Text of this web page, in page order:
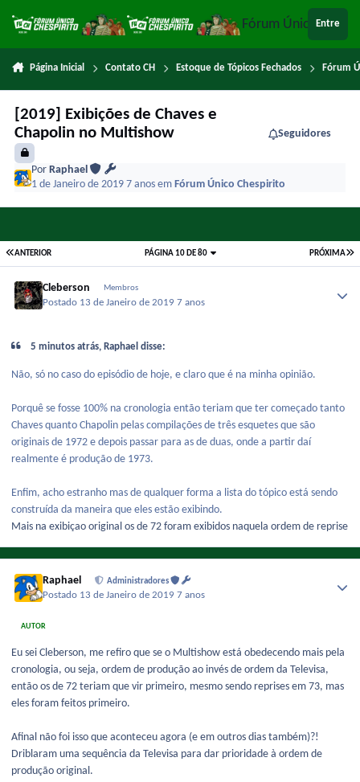
Fórum ÚnicoEntre
Página Inicial Contato CH Estoque de Tópicos Fechados Fórum
[2019] Exibições de Chaves e
Chapolin no Multishow
Seguidores
PorRaphael
1 de Janeiro de 20197 anosemFórum Único Chespirito
ANTERIOR PRÓXIMA
PÁGINA 10 DE 80
Cleberson Membros
Postado 13 de Janeiro de 2019 7 anos
5 minutos atrás, Raphael disse:
Não, só no caso do episódio de hoje, e claro que é na minha opinião.
Porquê se fosse 100% na cronologia então teriam que ter começado tanto
Chaves quanto Chapolin pelas compilações de três esquetes que são
originais de 1972 e depois passar para as de duas, onde a partir daí
realmente é produção de 1973.
Enfim, acho estranho mas de qualquer forma a lista do tópico está sendo
construída da maneira que eles estão exibindo.
Mais na exibiçao original os de 72 foram exibidos naquela ordem de reprise
Raphael Administradores
Postado 13 de Janeiro de 20197 anos
AUTOR
Eu sei Cleberson, me refiro que se o Multishow está obedecendo mais pela
cronologia, ou seja, ordem de produção ao invés de ordem da Televisa,
então os de 72 teriam que vir primeiro, mesmo sendo reprises em 73, mas
eles foram feitos primeiro.
Afinal não foi isso que aconteceu agora (e em outros dias também)?!
Driblaram uma sequência da Televisa para dar prioridade à ordem de
produção original.